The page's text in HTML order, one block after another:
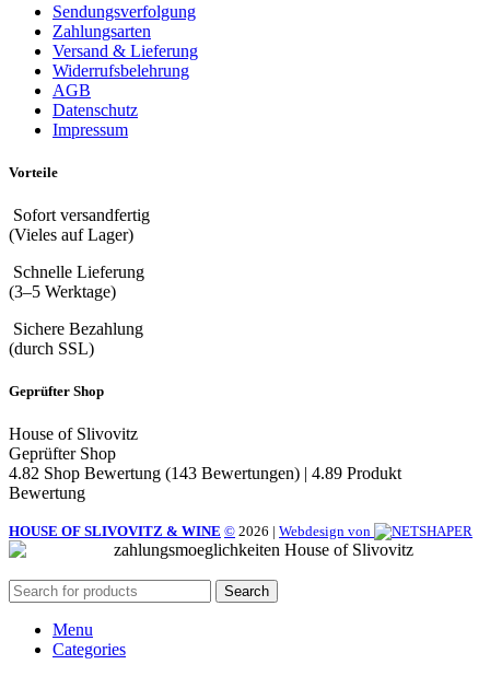
Sendungsverfolgung
Zahlungsarten
Versand & Lieferung
Widerrufsbelehrung
AGB
Datenschutz
Impressum
Vorteile
Sofort versandfertig
(Vieles auf Lager)
Schnelle Lieferung
(3–5 Werktage)
Sichere Bezahlung
(durch SSL)
Geprüfter Shop
House of Slivovitz
Geprüfter Shop
4.82 Shop Bewertung (143 Bewertungen)
4.89 Produkt
Bewertung
HOUSE OF SLIVOVITZ & WINE © 2026 | Webdesign von
Search
Menu
Categories